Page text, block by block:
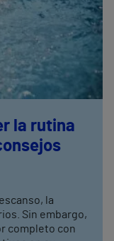
la rutina
la
Sin embargo,
completo con